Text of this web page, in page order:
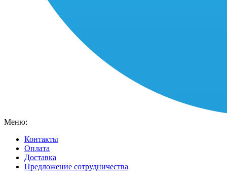
Меню:
Контакты
Оплата
Доставка
Предложение сотрудничества